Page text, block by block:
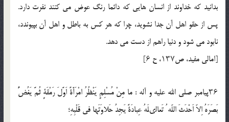
بدانيد كه خداوند از انسان هايى كه دائما رنگ عوض مى كنند نفرت دارد.
پس از حقو اهل آن جدا نشويد، چرا كه هر كس به باطل و اهل آن بپيوندد،
نابود مى شود و دنيا راهم از دست مى دهد.
[امالى مفيد، ص۱۳۷، ح ۶]
۳۶پيامبر صلي الله عليه و آله : ما مِنْ مُسْلِمٍ يَنْظُرُ امْرَأَةً اَوَّلَ رَمْقَةٍ ثُمَّ يَغُضُّ
بَصَرَهُ اِلاّ اَحْدَثَ اللّه ُ تَعالىلَهُ عِبادَةً يَجِدُ حَلاوَتَها فى قَلْبِهِ؛